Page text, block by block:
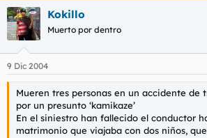
i
c
i
a
d
o
r
d
e
l
t
h
a
e
n
i
c
i
o
Kokillo
Muerto por dentro
9 Dic 2004
Mueren tres personas en un accidente de
por un presunto ‘kamikaze’
En el siniestro han fallecido el conductor
matrimonio que viajaba con dos niños,